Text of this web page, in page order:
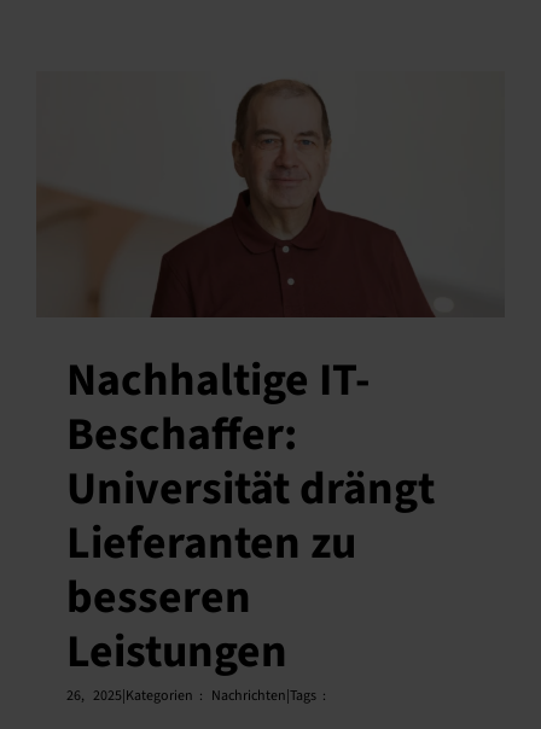
Nachhaltige IT-
Beschaffer:
Universität drängt
Lieferanten zu
besseren
Leistungen
26, 2025|Kategorien : Nachrichten|Tags :